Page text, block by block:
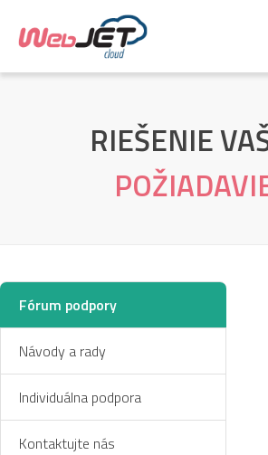
RIEŠENIE
Fórum podpory
Návody a rady
Individuálna podpora
Kontaktujte nás